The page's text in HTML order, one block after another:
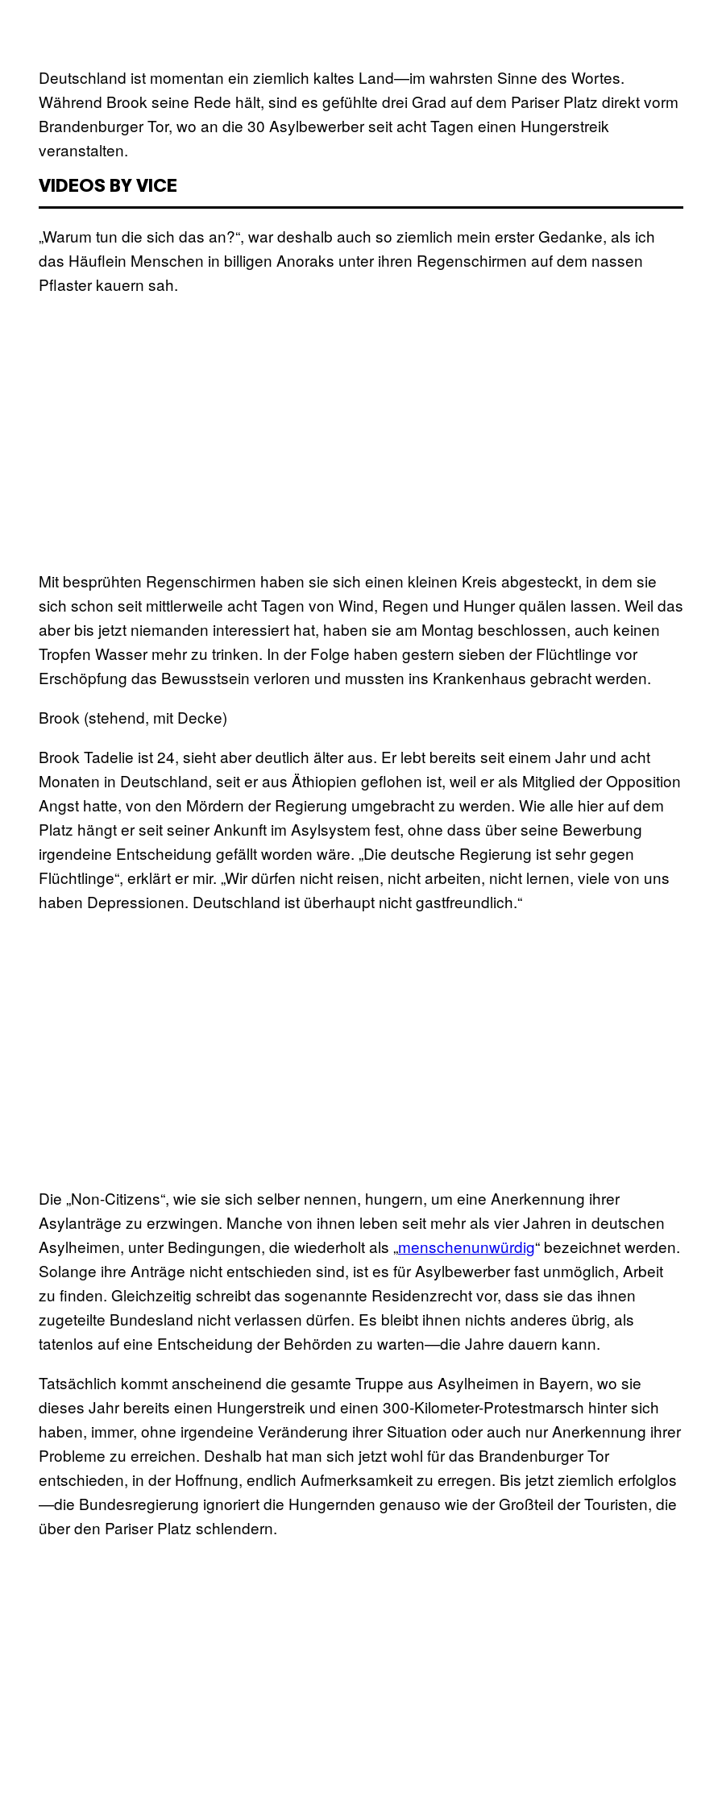
Deutschland ist momentan ein ziemlich kaltes Land—im wahrsten Sinne des Wortes.
Während Brook seine Rede hält, sind es gefühlte drei Grad auf dem Pariser Platz direkt vorm
Brandenburger Tor, wo an die 30 Asylbewerber seit acht Tagen einen Hungerstreik
veranstalten.
VIDEOS BY VICE
„Warum tun die sich das an?“, war deshalb auch so ziemlich mein erster Gedanke, als ich
das Häuflein Menschen in billigen Anoraks unter ihren Regenschirmen auf dem nassen
Pflaster kauern sah.
Mit besprühten Regenschirmen haben sie sich einen kleinen Kreis abgesteckt, in dem sie
sich schon seit mittlerweile acht Tagen von Wind, Regen und Hunger quälen lassen. Weil das
aber bis jetzt niemanden interessiert hat, haben sie am Montag beschlossen, auch keinen
Tropfen Wasser mehr zu trinken. In der Folge haben gestern sieben der Flüchtlinge vor
Erschöpfung das Bewusstsein verloren und mussten ins Krankenhaus gebracht werden.
Brook (stehend, mit Decke)
Brook Tadelie ist 24, sieht aber deutlich älter aus. Er lebt bereits seit einem Jahr und acht
Monaten in Deutschland, seit er aus Äthiopien geflohen ist, weil er als Mitglied der Opposition
Angst hatte, von den Mördern der Regierung umgebracht zu werden. Wie alle hier auf dem
Platz hängt er seit seiner Ankunft im Asylsystem fest, ohne dass über seine Bewerbung
irgendeine Entscheidung gefällt worden wäre. „Die deutsche Regierung ist sehr gegen
Flüchtlinge“, erklärt er mir. „Wir dürfen nicht reisen, nicht arbeiten, nicht lernen, viele von uns
haben Depressionen. Deutschland ist überhaupt nicht gastfreundlich.“
Die „Non-Citizens“, wie sie sich selber nennen, hungern, um eine Anerkennung ihrer
Asylanträge zu erzwingen. Manche von ihnen leben seit mehr als vier Jahren in deutschen
Asylheimen, unter Bedingungen, die wiederholt als „menschenunwürdig“ bezeichnet werden.
Solange ihre Anträge nicht entschieden sind, ist es für Asylbewerber fast unmöglich, Arbeit
zu finden. Gleichzeitig schreibt das sogenannte Residenzrecht vor, dass sie das ihnen
zugeteilte Bundesland nicht verlassen dürfen. Es bleibt ihnen nichts anderes übrig, als
tatenlos auf eine Entscheidung der Behörden zu warten—die Jahre dauern kann.
Tatsächlich kommt anscheinend die gesamte Truppe aus Asylheimen in Bayern, wo sie
dieses Jahr bereits einen Hungerstreik und einen 300-Kilometer-Protestmarsch hinter sich
haben, immer, ohne irgendeine Veränderung ihrer Situation oder auch nur Anerkennung ihrer
Probleme zu erreichen. Deshalb hat man sich jetzt wohl für das Brandenburger Tor
entschieden, in der Hoffnung, endlich Aufmerksamkeit zu erregen. Bis jetzt ziemlich erfolglos
—die Bundesregierung ignoriert die Hungernden genauso wie der Großteil der Touristen, die
über den Pariser Platz schlendern.